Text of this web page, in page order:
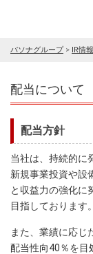
パソナグループ> IR情報
配当について
配当方針
当社は、持続的に
新規事業投資や設
と収益力の強化に
目指しております。
また、業績に応じ
配当性向40％を目